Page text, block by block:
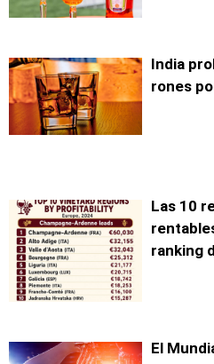
India
rones
Las 10
ranking
El